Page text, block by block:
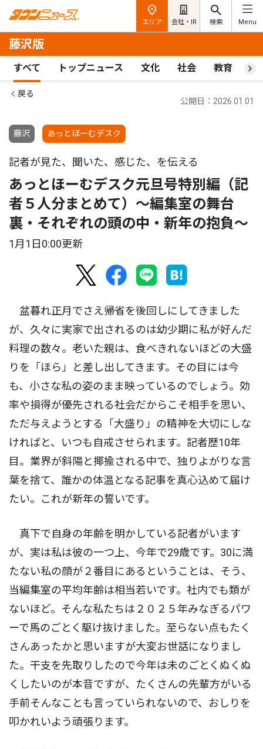
エリア 会社・IR 検索 Menu
藤沢版
すべて トップニュース 文化 社会 教育 ス
戻る
藤沢 あっとほーむデスク
公開日：2026.01.01
記者が見た、聞いた、感じた、を伝える
あっとほーむデスク元旦号特別編（記
者５人分まとめて）〜編集室の舞台
裏・それぞれの頭の中・新年の抱負〜
1月1日0:00更新
盆暮れ正月でさえ帰省を後回しにしてきました
が、久々に実家で出されるのは幼少期に私が好んだ
料理の数々。老いた親は、食べきれないほどの大盛
りを「ほら」と差し出してきます。その目には今
も、小さな私の姿のまま映っているのでしょう。効
率や損得が優先される社会だからこそ相手を思い、
ただ与えようとする「大盛り」の精神を大切にしな
ければと、いつも自戒させられます。記者歴10年
目。業界が斜陽と揶揄される中で、独りよがりな言
葉を捨て、誰かの体温となる記事を真心込めて届け
たい。これが新年の誓いです。
真下で自身の年齢を明かしている記者がいます
が、実は私は彼の一つ上、今年で29歳です。30に満
たない私の顔が２番目にあるということは、そう、
当編集室の平均年齢は相当若いです。社内でも類が
ないほど。そんな私たちは２０２５年みなぎるパワ
ーで馬のごとく駆け抜けました。至らない点もたく
さんあったかと思いますが大変お世話になりまし
た。干支を先取りしたので今年は未のごとくぬくぬ
くしたいのが本音ですが、たくさんの先輩方がいる
手前そんなことも言っていられないので、おしりを
叩かれいよう頑張ります。